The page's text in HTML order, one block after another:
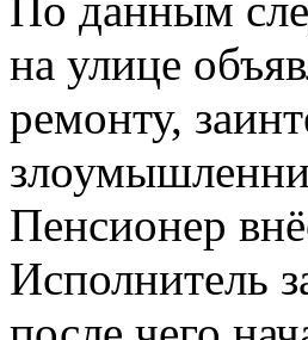
на улице
ремонту,
Пенсионер
Исполнитель